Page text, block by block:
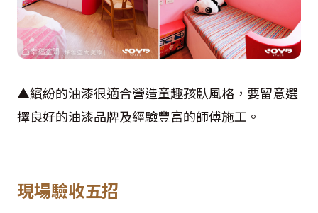
▲繽紛的油漆很適合營造童趣孩臥風格，要留意選
擇良好的油漆品牌及經驗豐富的師傅施工。
現場驗收五招